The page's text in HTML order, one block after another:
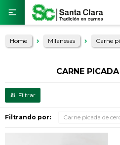

Home Milanesas Carne
CARNE
Filtrando por: Carne picada de